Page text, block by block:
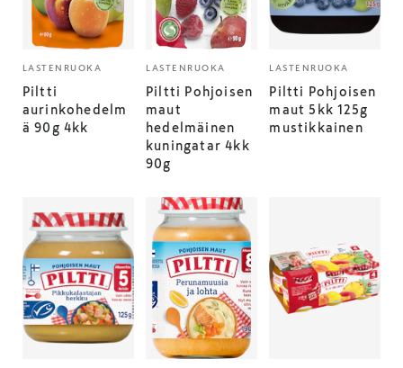
LASTENRUOKA
Piltti
aurinkohedelm
ä 90g 4kk
LASTENRUOKA
Piltti Pohjoisen
maut
hedelmäinen
kuningatar 4kk
90g
LASTENRUOKA
Piltti Pohjoisen
maut 5kk 125g
mustikkainen